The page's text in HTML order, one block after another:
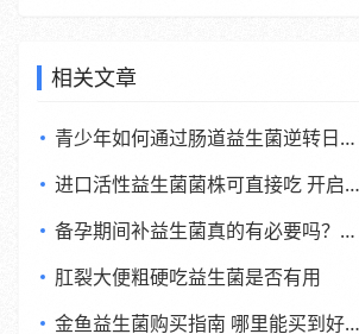
相关文章
青少年如何通过肠道益生菌逆转日常倦怠，活力满满每一天
进口活性益生菌菌株可直接吃 开启健康新体验
备孕期间补益生菌真的有必要吗？了解背后的和科学依据
肛裂大便粗硬吃益生菌是否有用
金鱼益生菌购买指南 哪里能买到好用又实惠的金鱼益生菌